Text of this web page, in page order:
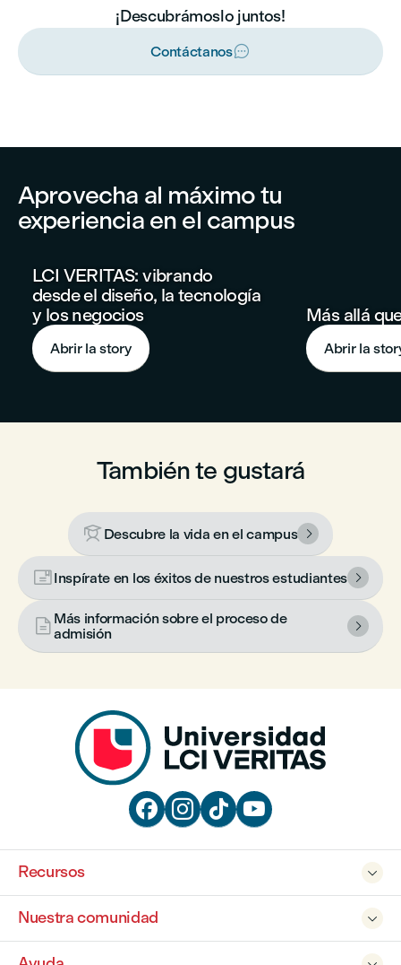
¡Descubrámoslo juntos!
Contáctanos
Aprovecha al máximo tu
experiencia en el campus
LCI VERITAS: vibrando
desde el diseño, la tecnología
y los negocios
Abrir la story
Más allá
Abrir la
También te gustará
Descubre la vida en el campus 
Inspírate en los éxitos de nuestros estudiantes 
 Más información sobre el proceso de
admisión

   

Recursos

Nuestra comunidad